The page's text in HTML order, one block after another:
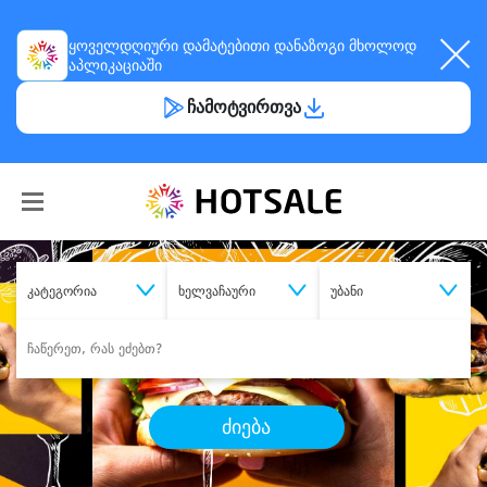
ყოველდღიური დამატებითი დანაზოგი მხოლოდ
აპლიკაციაში
ჩამოტვირთვა
კატეგორია ხელვაჩაური უბანი
ძიება
შეიძინესასურველი მომსახურება